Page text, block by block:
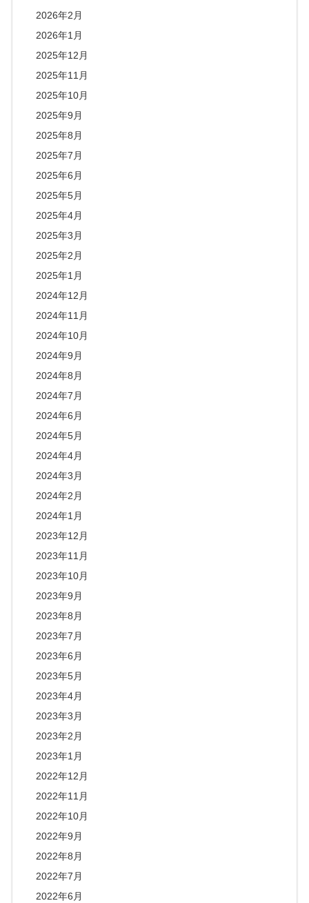
2026年2月
2026年1月
2025年12月
2025年11月
2025年10月
2025年9月
2025年8月
2025年7月
2025年6月
2025年5月
2025年4月
2025年3月
2025年2月
2025年1月
2024年12月
2024年11月
2024年10月
2024年9月
2024年8月
2024年7月
2024年6月
2024年5月
2024年4月
2024年3月
2024年2月
2024年1月
2023年12月
2023年11月
2023年10月
2023年9月
2023年8月
2023年7月
2023年6月
2023年5月
2023年4月
2023年3月
2023年2月
2023年1月
2022年12月
2022年11月
2022年10月
2022年9月
2022年8月
2022年7月
2022年6月